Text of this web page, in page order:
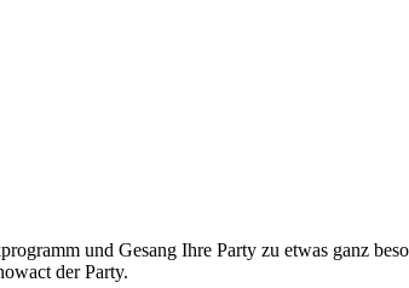
und Gesang Ihre Party zu etwas ganz
der Party.